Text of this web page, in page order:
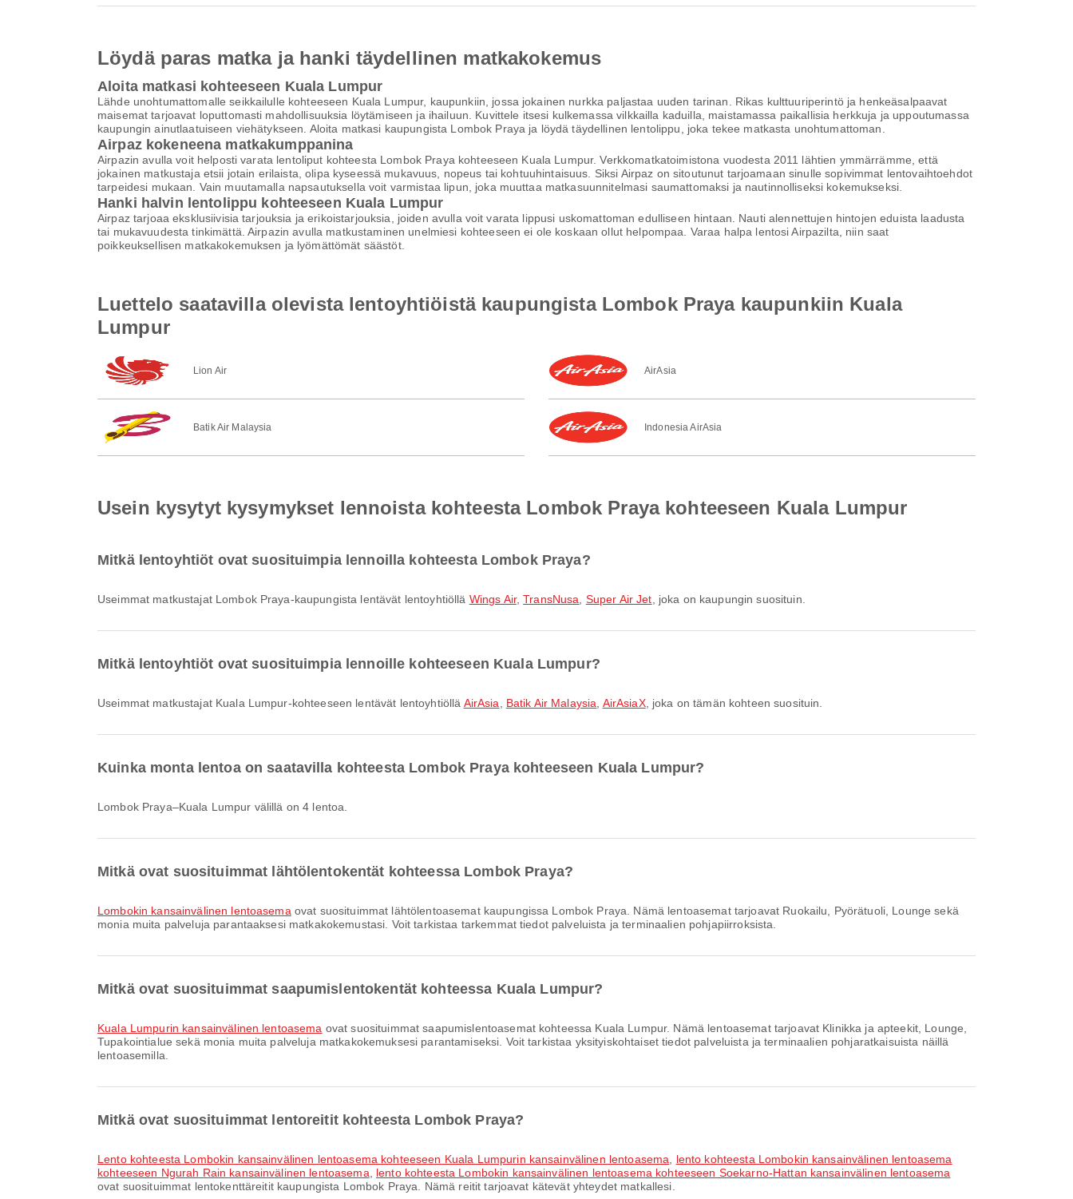
Löydä paras matka ja hanki täydellinen matkakokemus
Aloita matkasi kohteeseen Kuala Lumpur
Lähde unohtumattomalle seikkailulle kohteeseen Kuala Lumpur, kaupunkiin, jossa jokainen nurkka paljastaa uuden tarinan. Rikas kulttuuriperintö ja henkeäsalpaavat
maisemat tarjoavat loputtomasti mahdollisuuksia löytämiseen ja ihailuun. Kuvittele itsesi kulkemassa vilkkailla kaduilla, maistamassa paikallisia herkkuja ja uppoutumassa
kaupungin ainutlaatuiseen viehätykseen. Aloita matkasi kaupungista Lombok Praya ja löydä täydellinen lentolippu, joka tekee matkasta unohtumattoman.
Airpaz kokeneena matkakumppanina
Airpazin avulla voit helposti varata lentoliput kohteesta Lombok Praya kohteeseen Kuala Lumpur. Verkkomatkatoimistona vuodesta 2011 lähtien ymmärrämme, että
jokainen matkustaja etsii jotain erilaista, olipa kyseessä mukavuus, nopeus tai kohtuuhintaisuus. Siksi Airpaz on sitoutunut tarjoamaan sinulle sopivimmat lentovaihtoehdot
tarpeidesi mukaan. Vain muutamalla napsautuksella voit varmistaa lipun, joka muuttaa matkasuunnitelmasi saumattomaksi ja nautinnolliseksi kokemukseksi.
Hanki halvin lentolippu kohteeseen Kuala Lumpur
Airpaz tarjoaa eksklusiivisia tarjouksia ja erikoistarjouksia, joiden avulla voit varata lippusi uskomattoman edulliseen hintaan. Nauti alennettujen hintojen eduista laadusta
tai mukavuudesta tinkimättä. Airpazin avulla matkustaminen unelmiesi kohteeseen ei ole koskaan ollut helpompaa. Varaa halpa lentosi Airpazilta, niin saat
poikkeuksellisen matkakokemuksen ja lyömättömät säästöt.
Luettelo saatavilla olevista lentoyhtiöistä kaupungista Lombok Praya kaupunkiin Kuala
Lumpur
Lion Air AirAsia
Batik Air Malaysia Indonesia AirAsia
Usein kysytyt kysymykset lennoista kohteesta Lombok Praya kohteeseen Kuala Lumpur
Mitkä lentoyhtiöt ovat suosituimpia lennoilla kohteesta Lombok Praya?
Useimmat matkustajat Lombok Praya-kaupungista lentävät lentoyhtiöllä Wings Air,TransNusa Super Air Jet , joka on kaupungin suosituin.
Mitkä lentoyhtiöt ovat suosituimpia lennoille kohteeseen Kuala Lumpur?
Useimmat matkustajat Kuala Lumpur-kohteeseen lentävät lentoyhtiöllä AirAsia Batik Air Malaysia AirAsiaX, joka on tämän kohteen suosituin.
Kuinka monta lentoa on saatavilla kohteesta Lombok Praya kohteeseen Kuala Lumpur?
Lombok Praya–Kuala Lumpur välillä on 4 lentoa.
Mitkä ovat suosituimmat lähtölentokentät kohteessa Lombok Praya?
Lombokin kansainvälinen lentoasema ovat suosituimmat lähtölentoasemat kaupungissa Lombok Praya. Nämä lentoasemat tarjoavat Ruokailu, Pyörätuoli, Lounge sekä
monia muita palveluja parantaaksesi matkakokemustasi. Voit tarkistaa tarkemmat tiedot palveluista ja terminaalien pohjapiirroksista.
Mitkä ovat suosituimmat saapumislentokentät kohteessa Kuala Lumpur?
Kuala Lumpurin kansainvälinen lentoasema ovat suosituimmat saapumislentoasemat kohteessa Kuala Lumpur. Nämä lentoasemat tarjoavat Klinikka ja apteekit, Lounge,
Tupakointialue sekä monia muita palveluja matkakokemuksesi parantamiseksi. Voit tarkistaa yksityiskohtaiset tiedot palveluista ja terminaalien pohjaratkaisuista näillä
lentoasemilla.
Mitkä ovat suosituimmat lentoreitit kohteesta Lombok Praya?
lento kohteesta Lombokin kansainvälinen lentoasema kohteeseen Kuala Lumpurin kansainvälinen lentoasema
lento kohteesta Lombokin kansainvälinen lentoasema
kohteeseen Ngurah Rain kansainvälinen lentoasema
lento kohteesta Lombokin kansainvälinen lentoasema kohteeseen Soekarno-Hattan kansainvälinen lentoasema
ovat suosituimmat lentokenttäreitit kaupungista Lombok Praya. Nämä reitit tarjoavat kätevät yhteydet matkallesi.